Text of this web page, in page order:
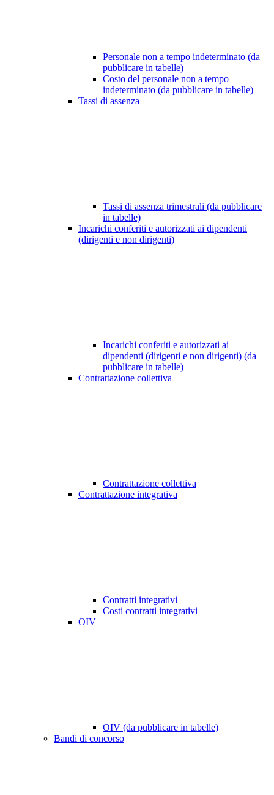
Personale non a tempo indeterminato (da
pubblicare in tabelle)
Costo del personale non a tempo
indeterminato (da pubblicare in tabelle)
Tassi di assenza
Tassi di assenza trimestrali (da pubblicare
in tabelle)
Incarichi conferiti e autorizzati ai dipendenti
(dirigenti e non dirigenti)
Incarichi conferiti e autorizzati ai
dipendenti (dirigenti e non dirigenti) (da
pubblicare in tabelle)
Contrattazione collettiva
Contrattazione collettiva
Contrattazione integrativa
Contratti integrativi
Costi contratti integrativi
OIV
OIV (da pubblicare in tabelle)
Bandi di concorso